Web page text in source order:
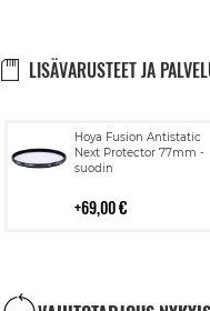
LISÄVARUSTEET JA
Hoya Fusion Antistatic
Next Protector 77mm -
suodin
69,00 €
Lisää
ostoskoriin